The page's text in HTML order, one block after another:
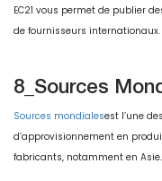
EC21 vous permet de publier
de fournisseurs internationaux.
8_Sources
Sources mondialesest l’une
d’approvisionnement en
fabricants, notamment en Asie.